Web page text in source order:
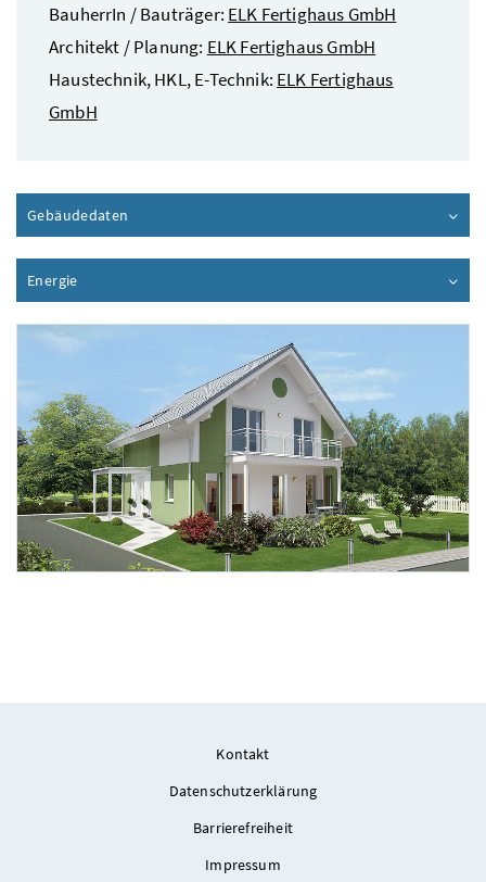
BauherrIn / Bauträger: ELK Fertighaus GmbH
Architekt / Planung: ELK Fertighaus GmbH
Haustechnik, HKL, E-Technik: ELK Fertighaus
GmbH
Gebäudedaten
Energie
Kontakt
Datenschutzerklärung
Barrierefreiheit
Impressum